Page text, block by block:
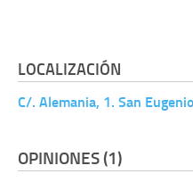
LOCALIZACIÓN
C/. Alemania, 1. San
OPINIONES (1)